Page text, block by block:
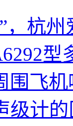
，杭
型
围飞
级计